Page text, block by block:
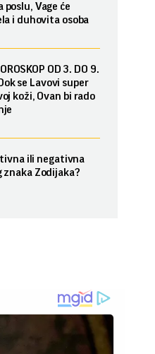
poslu, Vage će
i duhovita osoba
OD 3. DO 9.
se Lavovi super
koži, Ovan bi rado
ili negativna
znaka Zodijaka?